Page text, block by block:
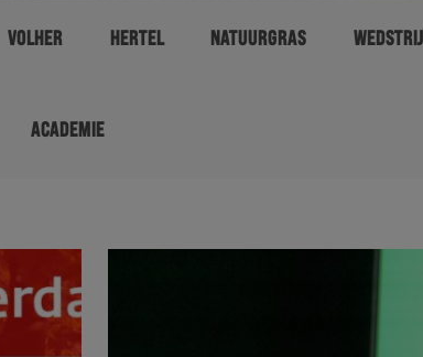
VOLHER HERTEL NATUURGRAS
ACADEMIE